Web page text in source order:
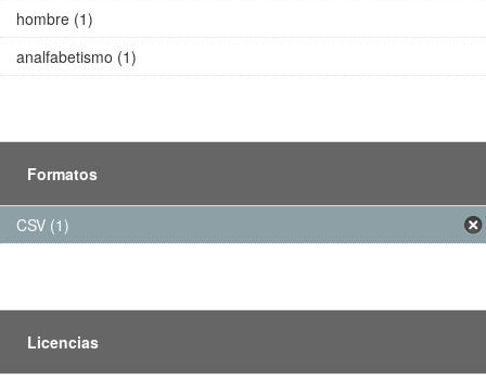
hombre (1)
analfabetismo (1)
Formatos
CSV (1)
Licencias